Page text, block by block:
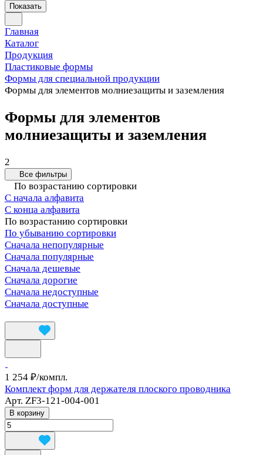
Показать
Главная
Каталог
Продукция
Пластиковые формы
Формы для специальной продукции
Формы для элементов молниезащиты и заземления
Формы для элементов
молниезащиты и заземления
2
Все фильтры
По возрастанию сортировки
С начала алфавита
С конца алфавита
По возрастанию сортировки
По убыванию сортировки
Сначала непопулярные
Сначала популярные
Сначала дешевые
Сначала дорогие
Сначала недоступные
Сначала доступные
1 254 ₽/компл.
Комплект форм для держателя плоского проводника
Арт. ZF3-121-004-001
В корзину